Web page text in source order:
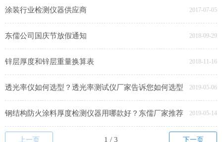
涂装行业检测仪器供应商 2017-07-05
东儒公司国庆节放假通知 2018-09-29
锌层厚度和锌层重量换算表 2018-11-16
透光率仪如何选型？透光率测试仪厂家告诉您如何选型 2019-05-06
钢结构防火涂料厚度检测仪器用哪款好？东儒厂家推荐 2019-05-14
上一页 下一页